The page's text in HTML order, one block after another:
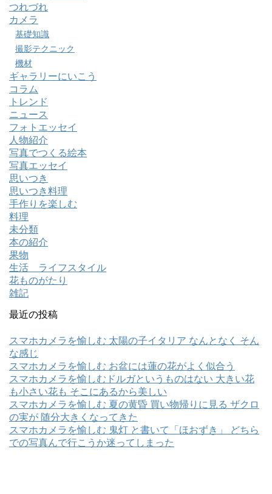
つれづれ
カメラ
基礎知識
撮影テクニック
機材
ギャラリーにいこう
コラム
トレンド
ニュース
フォトエッセイ
人物紹介
写真でつくる絵本
写真エッセイ
思いつき
思いつき料理
手作りを楽しむ
料理
未分類
本の紹介
果物
生活 ライフスタイル
花ものがたり
雑記
最近の投稿
スマホカメラを愉しむ 太陽の子イタリア なんとなく そん
な感じ
スマホカメラを愉しむ お盆には蓮の花がよく似合う
スマホカメラを愉しむドルガというものはない 大きい花
も小さい花も そこにあるから美しい
スマホカメラを愉しむ 夏の黄昏 買い物帰りに見る ザクロ
の実が 随分大きくなってきた
スマホカメラを愉しむ 鬼灯 と書いて「ほおずき」 どちら
での写真んで行こうか迷ってしまった